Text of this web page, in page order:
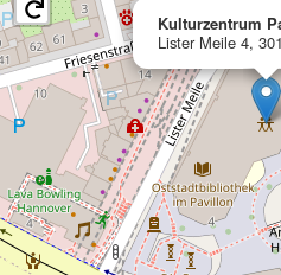
Kulturzentrum
Lister Meile 4,